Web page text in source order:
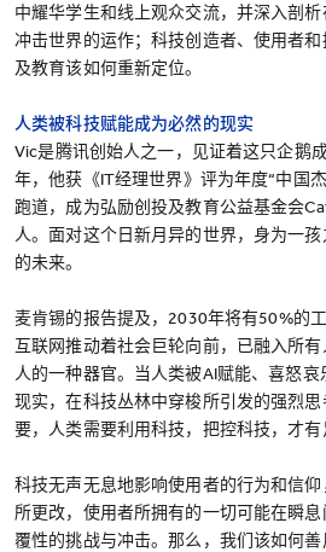
中耀华学生和线上观众交流，并深入剖
冲击世界的运作；科技创造者、使用者
及教育该如何重新定位。
人类被科技赋能成为必然的现实
Vic是腾讯创始人之一，见证着这只企鹅
年，他获《IT经理世界》评为年度“中国
跑道，成为弘励创投及教育公益基金会
人。面对这个日新月异的世界，身为一
的未来。
麦肯锡的报告提及，2030年将有50%的
互联网推动着社会巨轮向前，已融入所
人的一种器官。当人类被AI赋能、喜怒
现实，在科技丛林中穿梭所引发的强烈
要，人类需要利用科技，把控科技，才有
科技无声无息地影响使用者的行为和信
所更改，使用者所拥有的一切可能在瞬
覆性的挑战与冲击。那么，我们该如何善